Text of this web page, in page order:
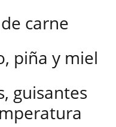
carne
piña y miel
guisantes